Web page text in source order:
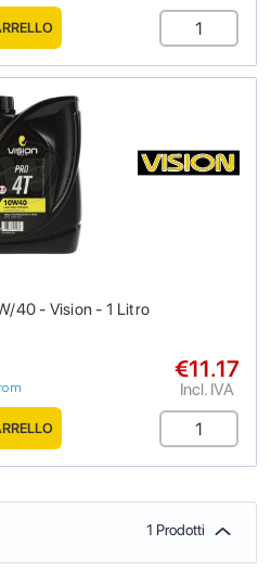
40 - Vision - 1 Litro
€11.17
Incl. IVA
1 Prodotti